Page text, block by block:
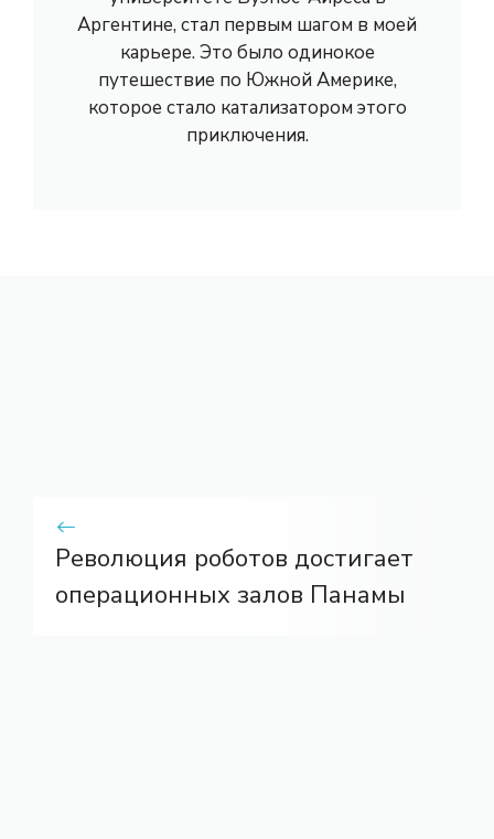
Аргентине, стал первым шагом в моей
карьере. Это было одинокое
путешествие по Южной Америке,
которое стало катализатором этого
приключения.
Революция роботов достигает
операционных залов Панамы